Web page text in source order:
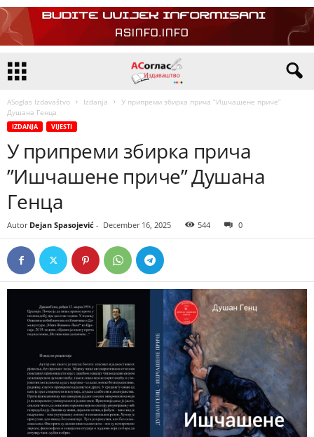
ASoglas Izdavaštvo Izdanja
У припреми збирка прича ”Ишчашене приче”
Душана Генца
IZDANJA VIJESTI
У припреми збирка прича
”Ишчашене приче” Душана
Генца
Autor Dejan Spasojević - December 16, 2025 544 0